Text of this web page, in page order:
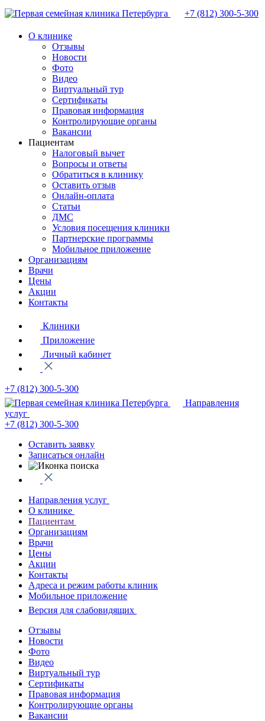
+7 (812) 300-5-300
О клинике
Отзывы
Новости
Фото
Видео
Виртуальный тур
Сертификаты
Правовая информация
Контролирующие органы
Вакансии
Пациентам
Налоговый вычет
Вопросы и ответы
Обратиться в клинику
Оставить отзыв
Онлайн-оплата
Статьи
ДМС
Условия посещения клиники
Партнерские программы
Мобильное приложение
Организациям
Врачи
Цены
Акции
Контакты
Клиники
Приложение
Личный кабинет
+7 (812) 300-5-300
Направления
услуг
+7 (812) 300-5-300
Оставить заявку
Записаться онлайн
Направления услуг
О клинике
Пациентам
Организациям
Врачи
Цены
Акции
Контакты
Адреса и режим работы клиник
Мобильное приложение
Версия для слабовидящих
Отзывы
Новости
Фото
Видео
Виртуальный тур
Сертификаты
Правовая информация
Контролирующие органы
Вакансии